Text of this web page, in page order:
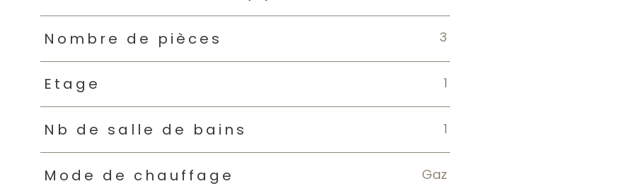
Nombre de pièces 3
Etage 1
Nb de salle de bains 1
Mode de chauffage Gaz